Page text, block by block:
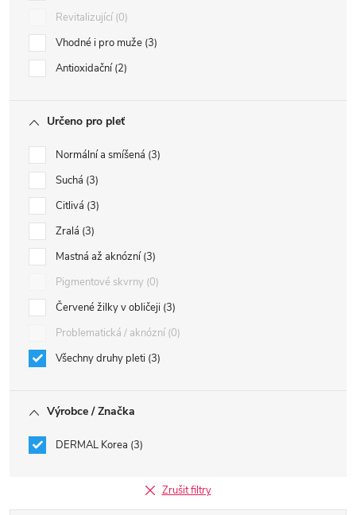
Revitalizující 0
Vhodné i pro muže 3
Antioxidační 2
Určeno pro pleť
Normální a smíšená 3
Suchá 3
Citlivá 3
Zralá 3
Mastná až aknózní 3
Pigmentové skvrny 0
Červené žilky v obličeji 3
Problematická / aknózní 0
Všechny druhy pleti 3
Výrobce / Značka
DERMAL Korea 3
Zrušit filtry